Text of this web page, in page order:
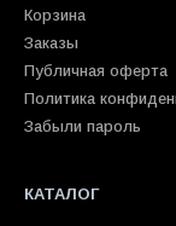
Корзина
Заказы
Публичная оферта
Политика
Забыли пароль
КАТАЛОГ